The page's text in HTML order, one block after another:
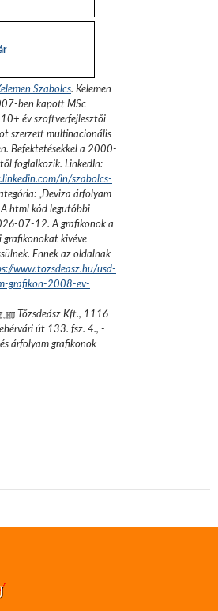
Szabolcs. Kelemen
ben kapott MSc
év szoftverfejlesztői
szerzett multinacionális
Befektetésekkel a 2000-
foglalkozik. LinkedIn:
in/szabolcs-
„Deviza árfolyam
A html kód legutóbbi
07-12. A grafikonok a
grafikonokat kivéve
Ennek az oldalnak
www.tozsdeasz.hu/usd-
grafikon-2008-ev-
Tőzsdeász Kft., 1116
út 133. fsz. 4., -
árfolyam grafikonok